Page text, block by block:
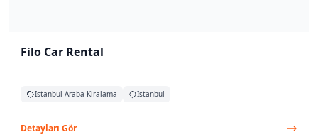
Filo Car Rental
İstanbul Araba Kiralama İstanbul
Detayları Gör